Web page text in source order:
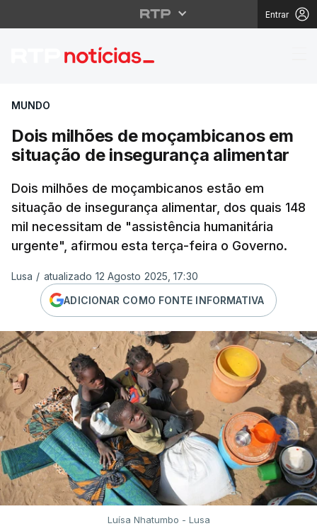
Entrar
Dois milhões de
MUNDO
Dois milhões de moçambicanos em
situação de insegurança alimentar
Dois milhões de moçambicanos estão em
situação de insegurança alimentar, dos quais 148
mil necessitam de "assistência humanitária
urgente", afirmou esta terça-feira o Governo.
Lusa / atualizado 12 Agosto 2025, 17:30
ADICIONAR COMO FONTE INFORMATIVA
Luísa Nhatumbo - Lusa